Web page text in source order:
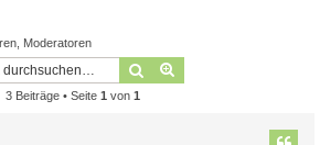
Moderatoren
Suche
3 Beiträge • Seite 1 von 1